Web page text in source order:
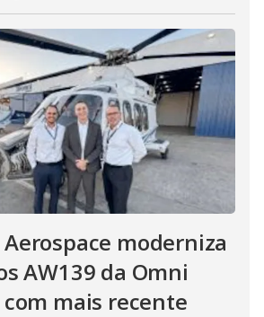
moderniza
AW139 da Omni
mais recente